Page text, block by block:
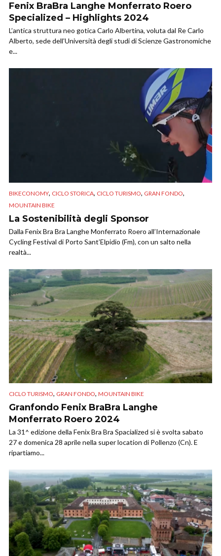
Fenix BraBra Langhe Monferrato Roero
Specialized – Highlights 2024
L’antica struttura neo gotica Carlo Albertina, voluta dal Re Carlo
Alberto, sede dell’Università degli studi di Scienze Gastronomiche
e...
BIKECONOMY, CICLO STORICA, CICLO TURISMO, GRAN FONDO,
MOUNTAIN BIKE
La Sostenibilità degli Sponsor
Dalla Fenix Bra Bra Langhe Monferrato Roero all’Internazionale
Cycling Festival di Porto Sant’Elpidio (Fm), con un salto nella
realtà...
CICLO TURISMO, GRAN FONDO, MOUNTAIN BIKE
Granfondo Fenix BraBra Langhe
Monferrato Roero 2024
La 31^ edizione della Fenix Bra Bra Spacialized si è svolta sabato
27 e domenica 28 aprile nella super location di Pollenzo (Cn). E
ripartiamo...